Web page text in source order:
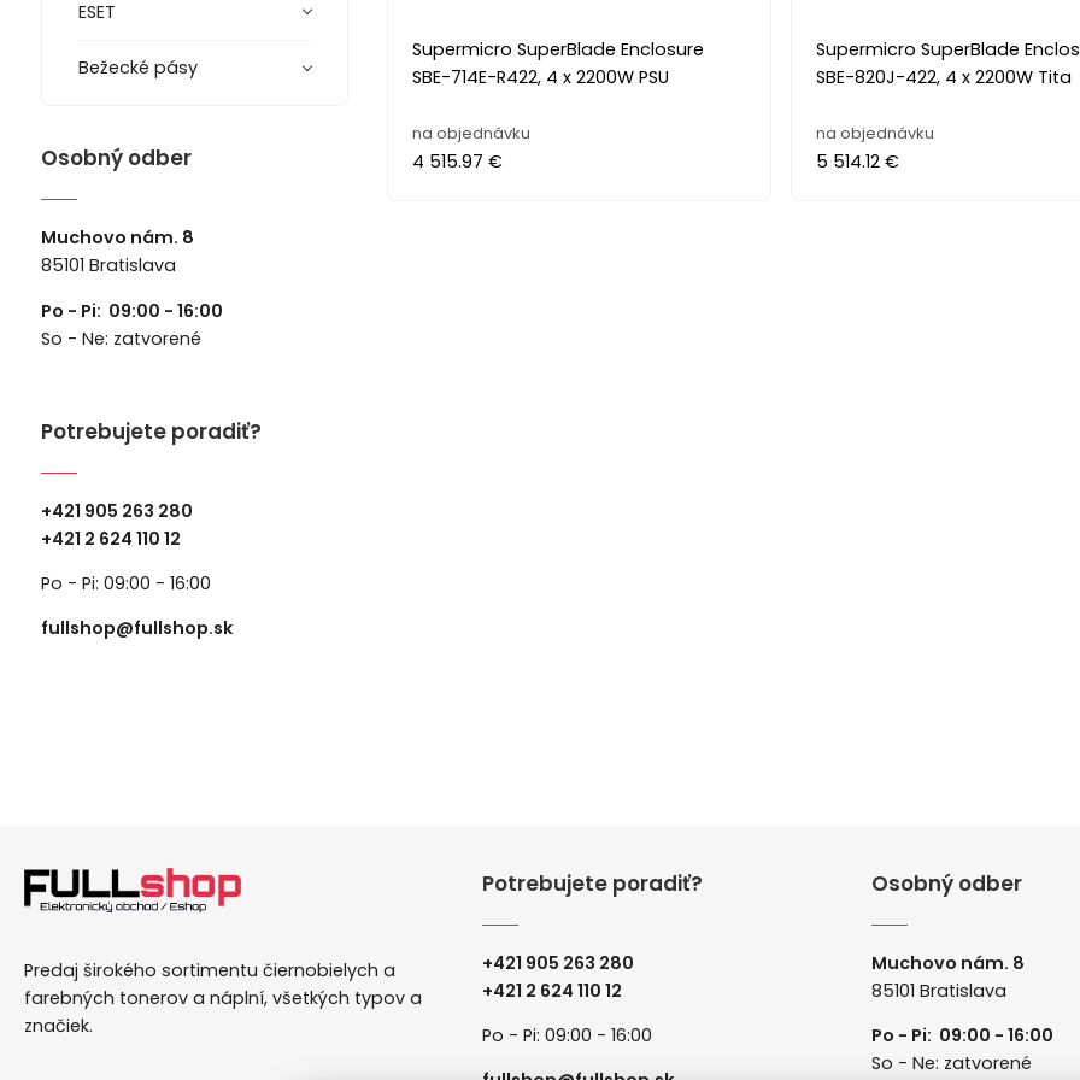
ESET
Bežecké pásy
Osobný odber
Muchovo nám. 8
85101 Bratislava
Po - Pi: 09:00 - 16:00
So - Ne: zatvorené
Potrebujete poradiť?
+421 905 263 280
+421 2 624 110 12
Po - Pi: 09:00 - 16:00
fullshop@fullshop.sk
Supermicro SuperBlade Enclosure
SBE-714E-R422, 4 x 2200W PSU
na objednávku
4 515.97 €
Supermicro SuperBlade
SBE-820J-422, 4 x 2200W Tita
na objednávku
5 514.12 €
Predaj širokého sortimentu čiernobielych a
farebných tonerov a náplní, všetkých typov a
značiek.
Potrebujete poradiť?
+421 905 263 280
+421 2 624 110 12
Po - Pi: 09:00 - 16:00
Osobný odber
Muchovo nám. 8
85101 Bratislava
Po - Pi: 09:00 - 16:00
So - Ne: zatvorené